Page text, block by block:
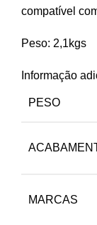
compatível
Peso: 2,1kgs
Informação
PESO
MARCAS